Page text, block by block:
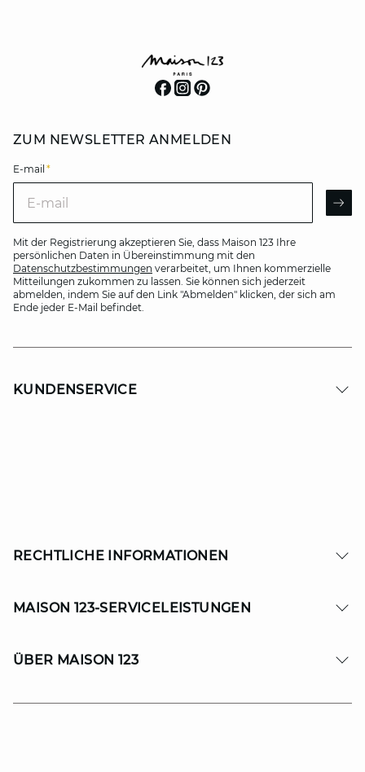
ZUM NEWSLETTER ANMELDEN
E-mail *
Mit der Registrierung akzeptieren Sie, dass Maison 123 Ihre
persönlichen Daten in Übereinstimmung mit den
Datenschutzbestimmungen verarbeitet, um Ihnen kommerzielle
Mitteilungen zukommen zu lassen. Sie können sich jederzeit
abmelden, indem Sie auf den Link "Abmelden" klicken, der sich am
Ende jeder E-Mail befindet.
KUNDENSERVICE
RECHTLICHE INFORMATIONEN
MAISON 123-SERVICELEISTUNGEN
ÜBER MAISON 123